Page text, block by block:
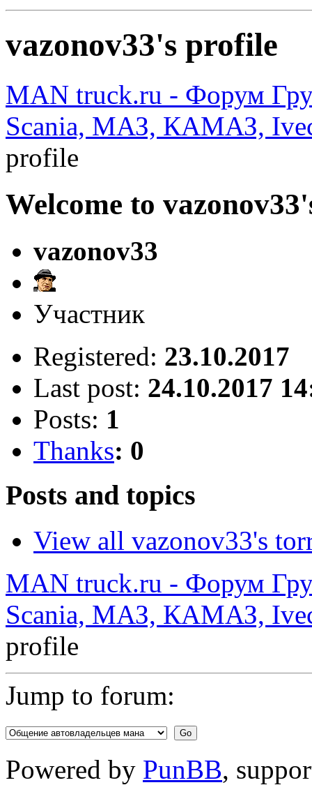
vazonov33's profile
MAN truck.ru - Форум
Scania, МАЗ, КАМАЗ,
profile
Welcome to
vazonov33
Участник
Registered: 23.10.2017
Last post: 24.10.2017
Posts: 1
Thanks: 0
Posts and topics
View all vazonov33's
MAN truck.ru - Форум
Scania, МАЗ, КАМАЗ,
profile
Jump to forum:
Powered by PunBB,